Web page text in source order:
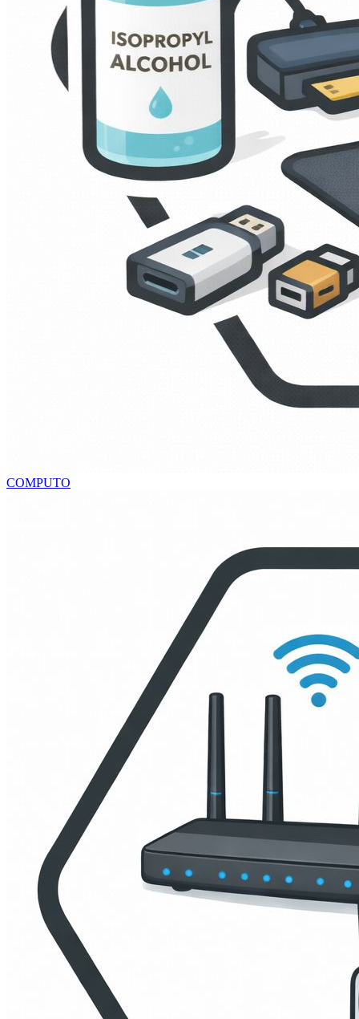
COMPUTO